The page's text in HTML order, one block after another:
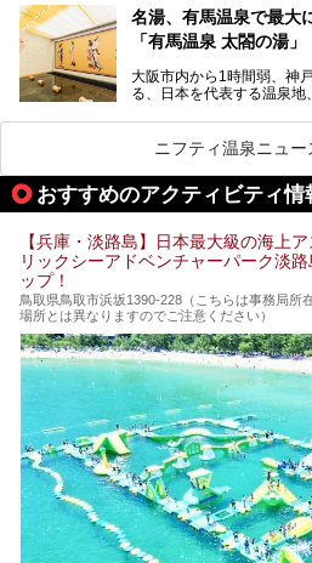
きます！
ング西日本1位、2年連続
「神戸みなと温泉 蓮」の
名湯、有馬温泉で最大
「有馬温泉 太閤の湯」
大阪市内から1時間弱、神
る、日本を代表する温泉地
有名な「金泉」と「銀泉
める、ある意味「最強」
今回は自慢のお湯をメイ
ニフティ温泉ニュー
おすすめのアクティビティ情
【兵庫・淡路島】日本最大級の海上
リックシーアドベンチャーパーク淡
ップ！
鳥取県鳥取市浜坂1390‐228（こちらは事務局所
場所とは異なりますのでご注意ください）